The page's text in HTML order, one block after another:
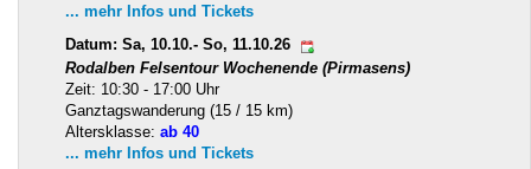
... mehr Infos und Tickets
Datum: Sa, 10.10.- So, 11.10.26
Rodalben Felsentour Wochenende (Pirmasens)
Zeit: 10:30 - 17:00 Uhr
Ganztagswanderung (15 / 15 km)
Altersklasse: ab 40
... mehr Infos und Tickets